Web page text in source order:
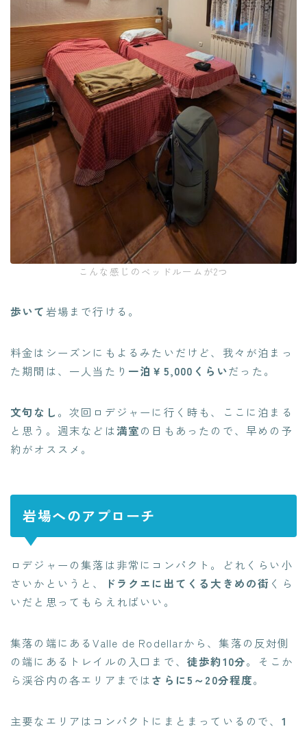
こんな感じのベッドルームが2つ
歩いて岩場まで行ける。
料金はシーズンにもよるみたいだけど、我々が泊まっ
た期間は、一人当たり 一泊￥5,000くらいだった。
文句なし 。次回ロデジャーに行く時も、ここに泊まる
と思う。週末などは満室の日もあったので、早めの予
約がオススメ。
岩場へのアプローチ
ロデジャーの集落は非常にコンパクト。どれくらい小
さいかというと、
ドラクエに出てくる大きめの街 くら
いだと思ってもらえればいい。
集落の端にあるValle de Rodellarから、集落の反対側
の端にあるトレイルの入口まで、 徒歩約10分。そこか
ら渓谷内の各エリアまではさらに5～20分程度。
主要なエリアはコンパクトにまとまっているので、 1